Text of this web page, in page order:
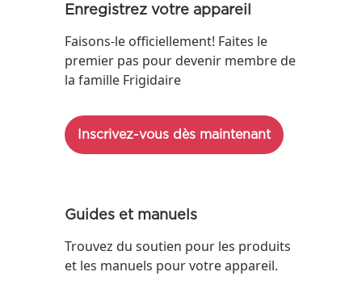
Enregistrez votre appareil
Faisons-le officiellement! Faites le
premier pas pour devenir membre de
la famille Frigidaire
Inscrivez-vous dès maintenant
Guides et manuels
Trouvez du soutien pour les produits
et les manuels pour votre appareil.